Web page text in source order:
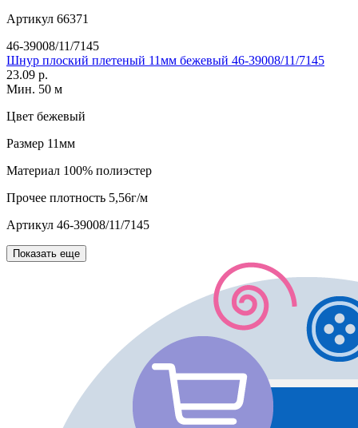
Артикул 66371
46-39008/11/7145
Шнур плоский плетеный 11мм бежевый 46-39008/11/7145
23.09 р.
Мин. 50 м
Цвет бежевый
Размер 11мм
Материал 100% полиэстер
Прочее плотность 5,56г/м
Артикул 46-39008/11/7145
Показать еще